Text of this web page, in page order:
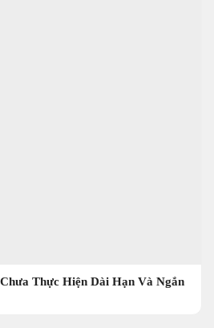
Thực Hiện Dài Hạn Và Ngắn